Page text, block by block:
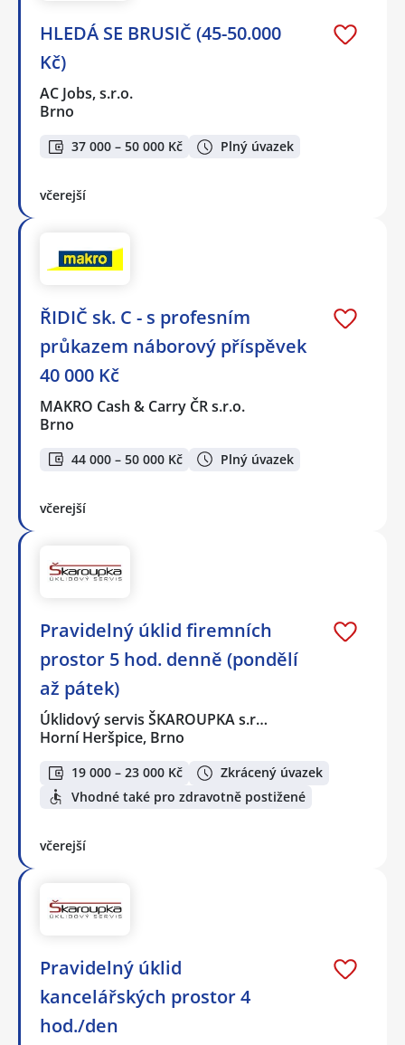
HLEDÁ SE BRUSIČ (45-50.000
Kč)
AC Jobs, s.r.o.
Brno
37 000 – 50 000 Kč Plný úvazek
včerejší
ŘIDIČ sk. C - s profesním
průkazem náborový příspěvek
40 000 Kč
MAKRO Cash & Carry ČR s.r.o.
Brno
44 000 – 50 000 Kč Plný úvazek
včerejší
Pravidelný úklid firemních
prostor 5 hod. denně (pondělí
až pátek)
Úklidový servis ŠKAROUPKA s.r…
Horní Heršpice, Brno
19 000 – 23 000 Kč
Zkrácený úvazek
Vhodné také pro zdravotně postižené
včerejší
Pravidelný úklid
kancelářských prostor 4
hod./den